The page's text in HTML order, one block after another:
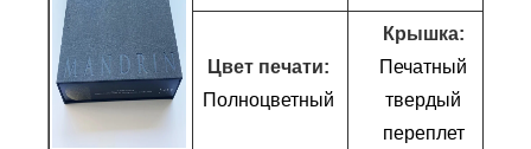
Цвет печати:
Полноцветный
Крышка:
Печатный
твердый
переплет